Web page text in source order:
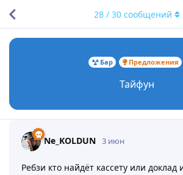
Бар Предложения
Тайфун
28/ 30сообщений
Ne_KOLDUN 3 июн
Ребзи кто найдёт кассету или доклад